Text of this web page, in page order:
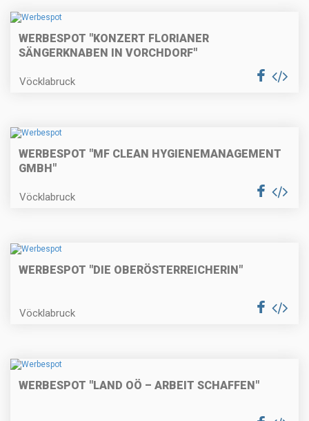
WERBESPOT "KONZERT FLORIANER
SÄNGERKNABEN IN VORCHDORF"
Vöcklabruck
WERBESPOT "MF CLEAN HYGIENEMANAGEMENT
GMBH"
Vöcklabruck
WERBESPOT "DIE OBERÖSTERREICHERIN"
Vöcklabruck
WERBESPOT "LAND OÖ – ARBEIT SCHAFFEN"